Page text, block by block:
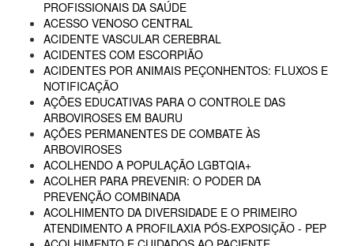
PROFISSIONAIS DA SAÚDE
ACESSO VENOSO CENTRAL
ACIDENTE VASCULAR CEREBRAL
ACIDENTES COM ESCORPIÃO
ACIDENTES POR ANIMAIS PEÇONHENTOS: FLUXOS E
NOTIFICAÇÃO
AÇÕES EDUCATIVAS PARA O CONTROLE DAS
ARBOVIROSES EM BAURU
AÇÕES PERMANENTES DE COMBATE ÀS
ARBOVIROSES
ACOLHENDO A POPULAÇÃO LGBTQIA+
ACOLHER PARA PREVENIR: O PODER DA
PREVENÇÃO COMBINADA
ACOLHIMENTO DA DIVERSIDADE E O PRIMEIRO
ATENDIMENTO A PROFILAXIA PÓS-EXPOSIÇÃO - PEP